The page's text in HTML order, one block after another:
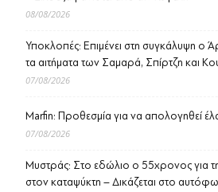
08/08/2026
Υποκλοπές: Επιμένει στη συγκάλυψη ο
τα αιτήματα των Σαμαρά, Σπίρτζη και
07/08/2026
Marfin: Προθεσμία για να απολογηθεί
07/08/2026
Μυστράς: Στο εδώλιο ο 55χρονος για
στον καταψύκτη – Δικάζεται στο